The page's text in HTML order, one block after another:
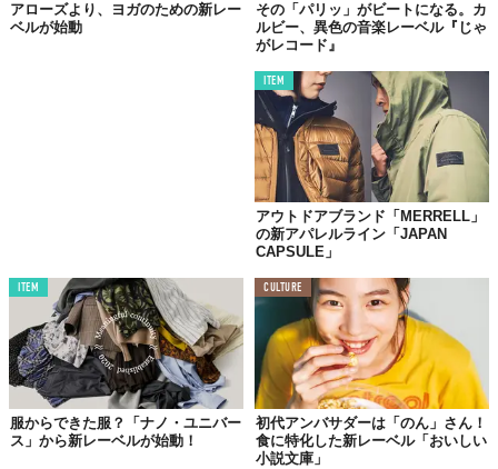
アローズより、ヨガのための新レー
ベルが始動
その「パリッ」がビートになる。カ
ルビー、異色の音楽レーベル『じゃ
がレコード』
ITEM
アウトドアブランド「MERRELL」
の新アパレルライン「JAPAN
CAPSULE」
ITEM
服からできた服？「ナノ・ユニバー
ス」から新レーベルが始動！
CULTURE
初代アンバサダーは「のん」さん！
食に特化した新レーベル「おいしい
小説文庫」